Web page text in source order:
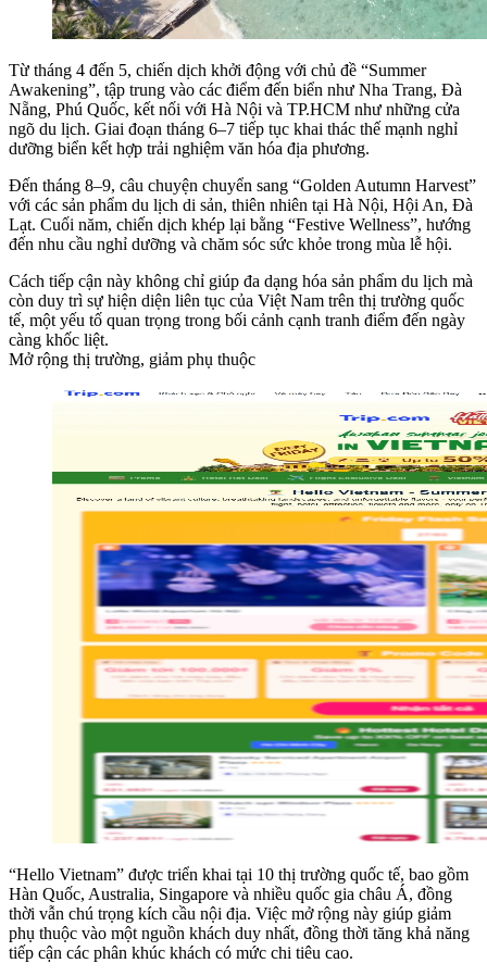
Từ tháng 4 đến 5, chiến dịch khởi động với chủ đề “Summer
Awakening”, tập trung vào các điểm đến biển như Nha Trang, Đà
Nẵng, Phú Quốc, kết nối với Hà Nội và TP.HCM như những cửa
ngõ du lịch. Giai đoạn tháng 6–7 tiếp tục khai thác thế mạnh nghỉ
dưỡng biển kết hợp trải nghiệm văn hóa địa phương.
Đến tháng 8–9, câu chuyện chuyển sang “Golden Autumn Harvest”
với các sản phẩm du lịch di sản, thiên nhiên tại Hà Nội, Hội An, Đà
Lạt. Cuối năm, chiến dịch khép lại bằng “Festive Wellness”, hướng
đến nhu cầu nghỉ dưỡng và chăm sóc sức khỏe trong mùa lễ hội.
Cách tiếp cận này không chỉ giúp đa dạng hóa sản phẩm du lịch mà
còn duy trì sự hiện diện liên tục của Việt Nam trên thị trường quốc
tế, một yếu tố quan trọng trong bối cảnh cạnh tranh điểm đến ngày
càng khốc liệt.
Mở rộng thị trường, giảm phụ thuộc
“Hello Vietnam” được triển khai tại 10 thị trường quốc tế, bao gồm
Hàn Quốc, Australia, Singapore và nhiều quốc gia châu Á, đồng
thời vẫn chú trọng kích cầu nội địa. Việc mở rộng này giúp giảm
phụ thuộc vào một nguồn khách duy nhất, đồng thời tăng khả năng
tiếp cận các phân khúc khách có mức chi tiêu cao.